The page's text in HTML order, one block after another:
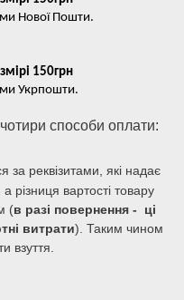
Нової Пошти.
150грн
Укрпошти.
чотири способи оплати:
за реквізитами, які надає
різниця вартості товару
(в разі повернення - ці
витрати). Таким чином
взуття.